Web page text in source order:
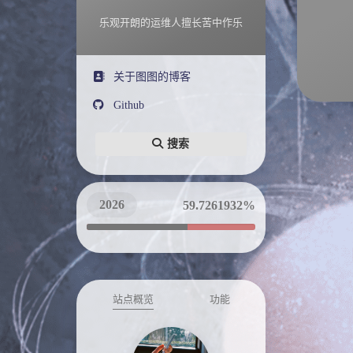
乐观开朗的运维人擅长苦中作乐
关于图图的博客
Github
搜索
2026 59.7261980%
站点概览 功能